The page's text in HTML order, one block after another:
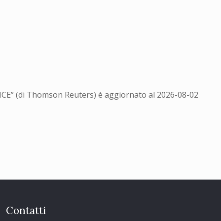
(di Thomson Reuters) è aggiornato al 2026-08-02
Contatti